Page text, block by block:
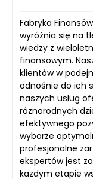
Fabryka
wyróżnia się na
wiedzy z
finansowym.
klientów w
odnośnie do ich
naszych usług
różnorodnych
efektywnego
wyborze
profesjonalne
ekspertów jest
każdym etapie